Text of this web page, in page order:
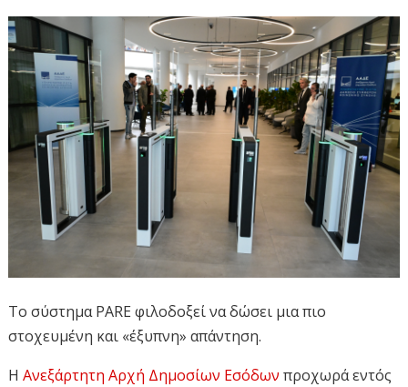
Το σύστημα PARE φιλοδοξεί να δώσει μια πιο
στοχευμένη και «έξυπνη» απάντηση.
Η Ανεξάρτητη Αρχή Δημοσίων Εσόδων προχωρά εντός